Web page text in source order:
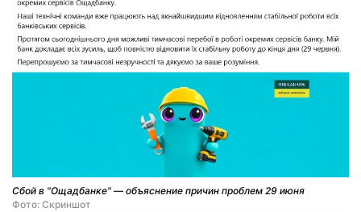
Сбой в "Ощадбанке" — объяснение причин проблем 29 июня
Фото: Скриншот